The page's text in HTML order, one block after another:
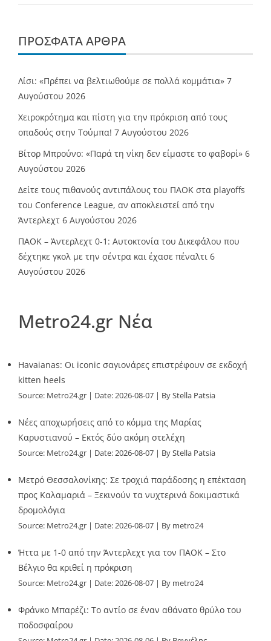
ΠΡΌΣΦΑΤΑ ΆΡΘΡΑ
Λίσι: «Πρέπει να βελτιωθούμε σε πολλά κομμάτια» 7
Αυγούστου 2026
Χειροκρότημα και πίστη για την πρόκριση από τους
οπαδούς στην Τούμπα! 7 Αυγούστου 2026
Βίτορ Μπρούνο: «Παρά τη νίκη δεν είμαστε το φαβορί» 6
Αυγούστου 2026
Δείτε τους πιθανούς αντιπάλους του ΠΑΟΚ στα playoffs
του Conference League, αν αποκλειστεί από την
Άντερλεχτ 6 Αυγούστου 2026
ΠΑΟΚ – Άντερλεχτ 0-1: Αυτοκτονία του Δικεφάλου που
δέχτηκε γκολ με την σέντρα και έχασε πέναλτι 6
Αυγούστου 2026
Metro24.gr Νέα
Havaianas: Οι iconic σαγιονάρες επιστρέφουν σε εκδοχή
kitten heels
Source: Metro24.gr Date: 2026-08-07 By Stella Patsia
Νέες αποχωρήσεις από το κόμμα της Μαρίας
Καρυστιανού – Εκτός δύο ακόμη στελέχη
Source: Metro24.gr Date: 2026-08-07 By Stella Patsia
Μετρό Θεσσαλονίκης: Σε τροχιά παράδοσης η επέκταση
προς Καλαμαριά – Ξεκινούν τα νυχτερινά δοκιμαστικά
δρομολόγια
Source: Metro24.gr Date: 2026-08-07 By metro24
Ήττα με 1-0 από την Άντερλεχτ για τον ΠΑΟΚ – Στο
Βέλγιο θα κριθεί η πρόκριση
Source: Metro24.gr Date: 2026-08-07 By metro24
Φράνκο Μπαρέζι: Το αντίο σε έναν αθάνατο θρύλο του
ποδοσφαίρου